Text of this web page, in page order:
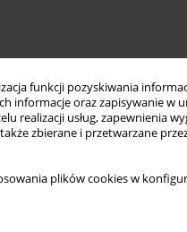
funkcji pozyskiwania
informacje oraz zapisywanie w
realizacji usług, zapewnienia
także zbierane i przetwarzane
plików cookies w